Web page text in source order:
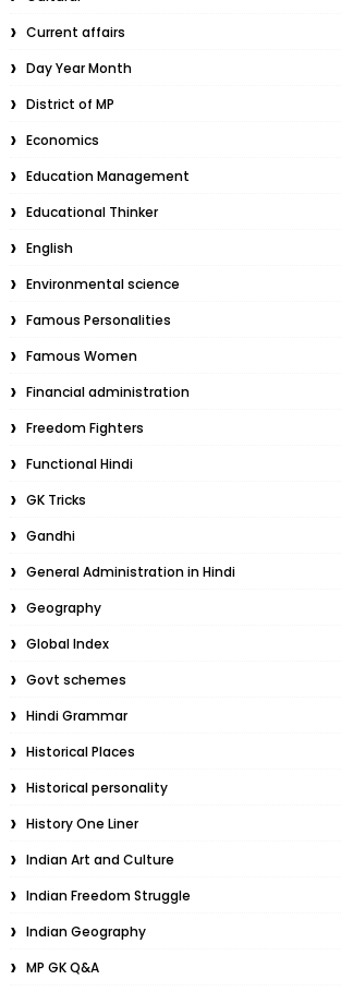
Current affairs
Day Year Month
District of MP
Economics
Education Management
Educational Thinker
English
Environmental science
Famous Personalities
Famous Women
Financial administration
Freedom Fighters
Functional Hindi
GK Tricks
Gandhi
General Administration in Hindi
Geography
Global Index
Govt schemes
Hindi Grammar
Historical Places
Historical personality
History One Liner
Indian Art and Culture
Indian Freedom Struggle
Indian Geography
MP GK Q&A